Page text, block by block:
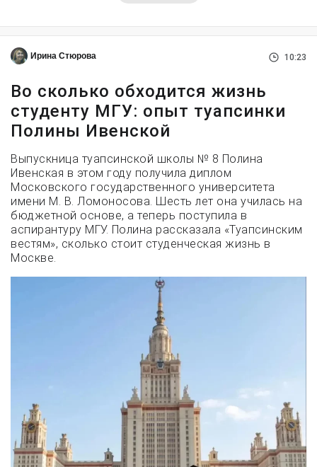
Ирина Стюрова 10:23
Во сколько обходится жизнь
студенту МГУ: опыт туапсинки
Полины Ивенской
Выпускница туапсинской школы № 8 Полина
Ивенская в этом году получила диплом
Московского государственного университета
имени М. В. Ломоносова. Шесть лет она училась на
бюджетной основе, а теперь поступила в
аспирантуру МГУ. Полина рассказала «Туапсинским
вестям», сколько стоит студенческая жизнь в
Москве.